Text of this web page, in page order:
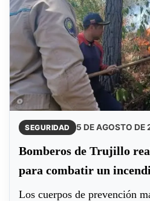
SEGURIDAD 5 DE AGOSTO DE
Bomberos de Trujillo
para combatir un
Los cuerpos de prevención